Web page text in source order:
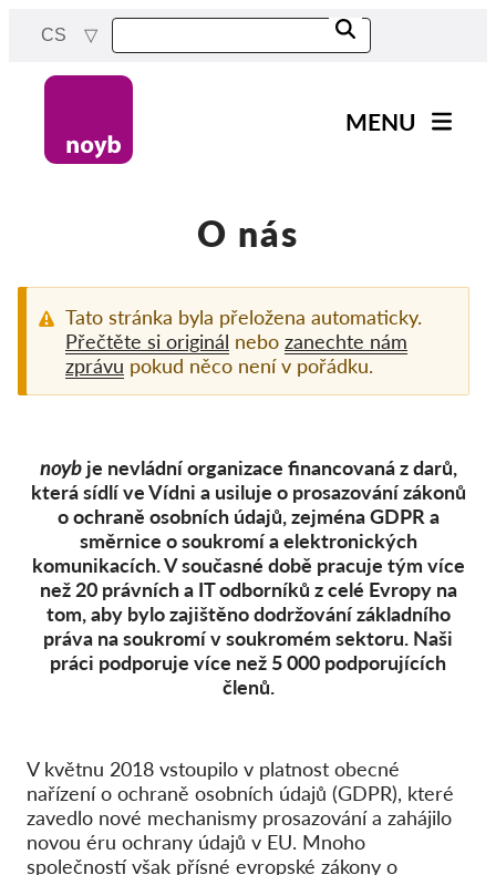
content
CS
MENU
Naše práce
Rozhodnutí dozorových
orgánů
Rozhodnutí pro jednotlivé
Exercise your rights!
Pordporte nás!
Členství
Příspěvky
Sponzorství
Daňová uznatelnost
O nás
Tým
O nás
Tato stránka byla přeložena automaticky.
Přečtěte si originál nebo zanechte nám
zprávu pokud něco není v pořádku.
noyb je nevládní organizace financovaná z darů,
která sídlí ve Vídni a usiluje o prosazování zákonů
o ochraně osobních údajů, zejména GDPR a
směrnice o soukromí a elektronických
komunikacích. V současné době pracuje tým více
než 20 právních a IT odborníků z celé Evropy na
tom, aby bylo zajištěno dodržování základního
práva na soukromí v soukromém sektoru. Naši
práci podporuje více než 5 000 podporujících
členů.
V květnu 2018 vstoupilo v platnost obecné
nařízení o ochraně osobních údajů (GDPR), které
zavedlo nové mechanismy prosazování a zahájilo
novou éru ochrany údajů v EU. Mnoho
společností však přísné evropské zákony o